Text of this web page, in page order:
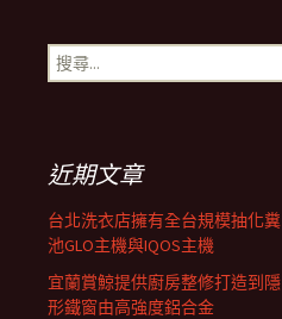
航
列
搜
尋
近期文章
台北洗衣店擁有全台規模抽化糞
池GLO主機與IQOS主機
宜蘭賞鯨提供廚房整修打造到隱
形鐵窗由高強度鋁合金